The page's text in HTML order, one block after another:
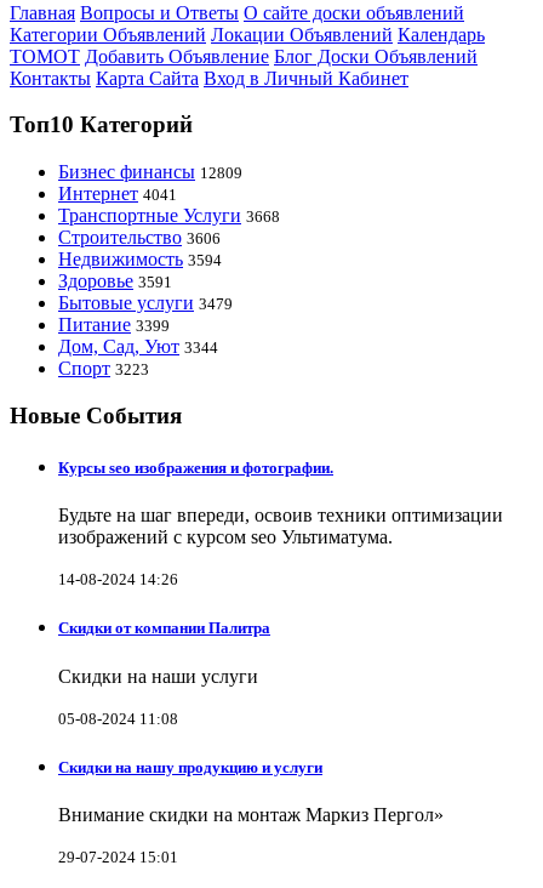
Главная Вопросы и Ответы О сайте доски объявлений
Категории Объявлений Локации Объявлений Календарь
ТОМОТ Добавить Объявление Блог Доски Объявлений
Контакты Карта Сайта Вход в Личный Кабинет
Топ10 Категорий
Бизнес финансы 12809
Интернет 4041
Транспортные Услуги 3668
Строительство 3606
Недвижимость 3594
Здоровье 3591
Бытовые услуги 3479
Питание 3399
Дом, Сад, Уют 3344
Спорт 3223
Новые События
Курсы seo изображения и фотографии.
Будьте на шаг впереди, освоив техники оптимизации
изображений с курсом seo Ультиматума.
14-08-2024 14:26
Скидки от компании Палитра
Скидки на наши услуги
05-08-2024 11:08
Скидки на нашу продукцию и услуги
Внимание скидки на монтаж Маркиз Пергол»
29-07-2024 15:01